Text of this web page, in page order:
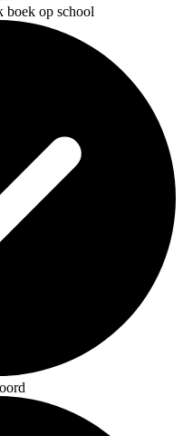
boek op school